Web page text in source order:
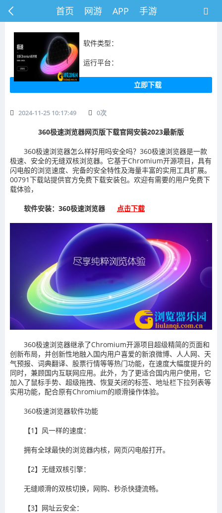
首页 网游 APP 手游
软件类型：
运行平台：
立即下载
2024-11-25 10:17:49 0次
360极速浏览器网页版下载官网安装2023最新版
360极速浏览器怎么样好用吗安全吗？360极速浏览器是一款
极速、安全的无缝双核浏览器。它基于Chromium开源项目，具有
闪电般的浏览速度、完备的安全特性及海量丰富的实用工具扩展。
00791下载站提供官方免费下载安装包。欢迎有需要的用户免费下
载体验，
软件安装：360极速浏览器 点击下载
360极速浏览器继承了Chromium开源项目超级精简的页面和
创新布局，并创新性地融入国内用户喜爱的新浪微博、人人网、天
气预报、词典翻译、股票行情等等热门功能，在速度大幅度提升的
同时，兼顾国内互联网应用。此外，为了更适合国内用户使用，它
加入了鼠标手势、超级拖拽、恢复关闭的标签、地址栏下拉列表等
实用功能，配合原有Chromium的顺滑操作体验。
360极速浏览器软件功能
【1】风一样的速度：
拥有全球最快的浏览器内核，网页闪电般打开。
【2】无缝双核引擎：
无缝顺滑的双核切换，网购、秒杀快捷流畅。
【3】网址云安全：